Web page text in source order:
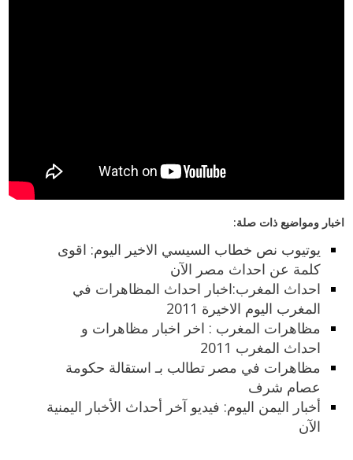
اخبار ومواضيع ذات صلة:
يوتيوب نص خطاب السيسي الاخير اليوم: اقوى
كلمة عن احداث مصر الآن
احداث المغرب:اخبار احداث المظاهرات في
المغرب اليوم الاخيرة 2011
مظاهرات المغرب : اخر اخبار مظاهرات و
احداث المغرب 2011
مظاهرات في مصر تطالب بـ استقالة حكومة
عصام شرف
أخبار اليمن اليوم: فيديو آخر أحداث الأخبار اليمنية
الآن